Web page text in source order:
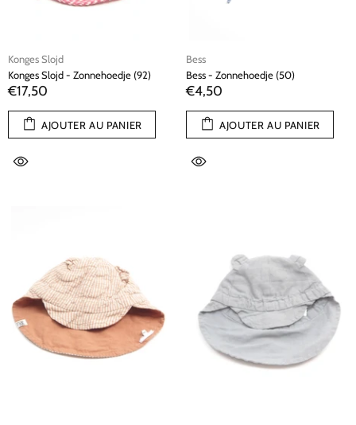
Konges Slojd
Konges Slojd - Zonnehoedje (92)
€17,50
AJOUTER AU PANIER
Bess
Bess - Zonnehoedje (50)
€4,50
AJOUTER AU PANIER